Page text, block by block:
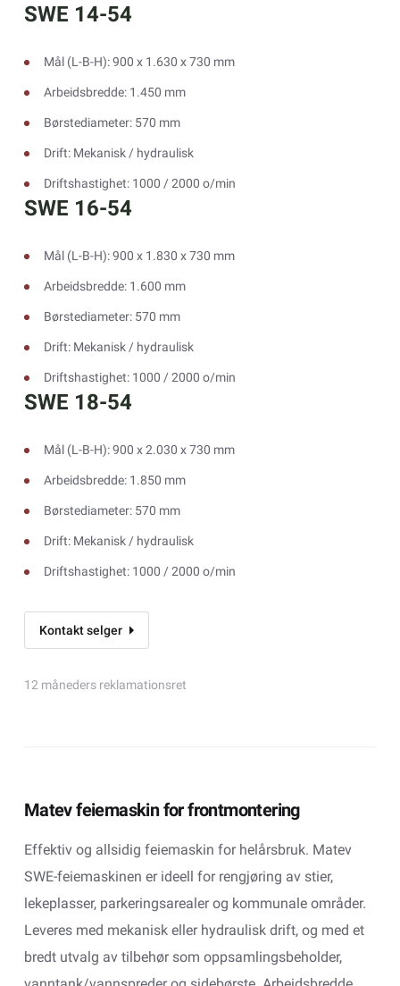
SWE 14-54
Mål (L-B-H): 900 x 1.630 x 730 mm
Arbeidsbredde: 1.450 mm
Børstediameter: 570 mm
Drift: Mekanisk / hydraulisk
Driftshastighet: 1000 / 2000 o/min
SWE 16-54
Mål (L-B-H): 900 x 1.830 x 730 mm
Arbeidsbredde: 1.600 mm
Børstediameter: 570 mm
Drift: Mekanisk / hydraulisk
Driftshastighet: 1000 / 2000 o/min
SWE 18-54
Mål (L-B-H): 900 x 2.030 x 730 mm
Arbeidsbredde: 1.850 mm
Børstediameter: 570 mm
Drift: Mekanisk / hydraulisk
Driftshastighet: 1000 / 2000 o/min
Kontakt selger
12 måneders reklamationsret
Matev feiemaskin for frontmontering
Effektiv og allsidig feiemaskin for helårsbruk. Matev
SWE-feiemaskinen er ideell for rengjøring av stier,
lekeplasser, parkeringsarealer og kommunale områder.
Leveres med mekanisk eller hydraulisk drift, og med et
bredt utvalg av tilbehør som oppsamlingsbeholder,